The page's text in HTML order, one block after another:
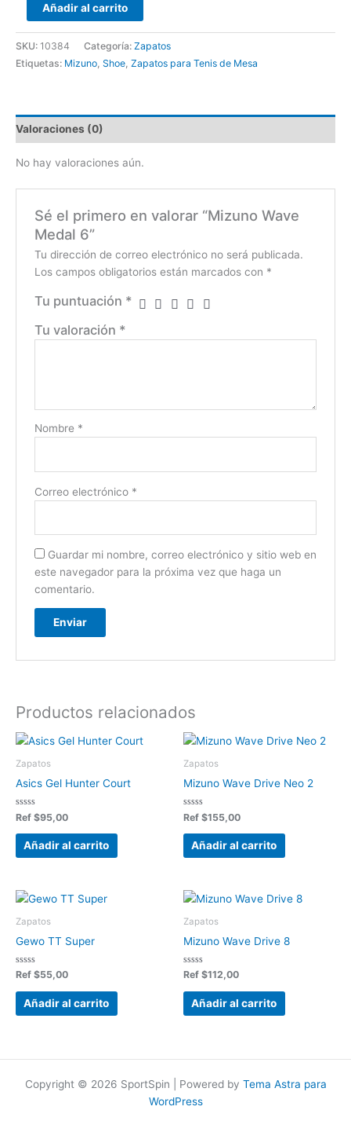
Añadir al carrito
SKU: 10384 Categoría: Zapatos
Etiquetas: Mizuno Shoe Zapatos para Tenis de Mesa
Valoraciones (0)
No hay valoraciones aún.
Sé el primero en valorar “Mizuno Wave
Medal 6”
Tu dirección de correo electrónico no será publicada.
Los campos obligatorios están marcados con *
Tu puntuación *
Tu valoración *
Nombre *
Correo electrónico *
Guardar mi nombre, correo electrónico y sitio web en
este navegador para la próxima vez que haga un
comentario.
Productos relacionados
Zapatos
Asics Gel Hunter Court
Valorado
en
0
Ref $95,00
Añadir al carrito
Zapatos
Mizuno Wave Drive Neo 2
Valorado
en
0
Ref $155,00
Añadir al carrito
Zapatos
Gewo TT Super
Valorado
0
Ref $55,00
Añadir al carrito
Zapatos
Mizuno Wave Drive 8
Valorado
0
Ref $112,00
Añadir al carrito
Copyright © 2026 SportSpin | Powered by Tema Astra para
WordPress